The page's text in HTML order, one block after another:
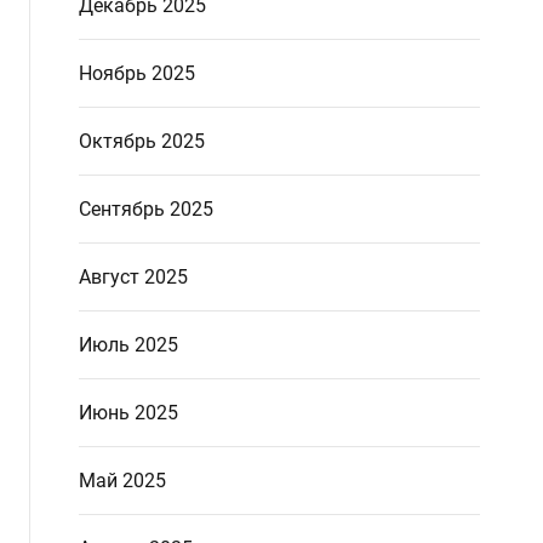
Декабрь 2025
Ноябрь 2025
Октябрь 2025
Сентябрь 2025
Август 2025
Июль 2025
Июнь 2025
Май 2025